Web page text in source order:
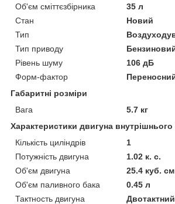
Об'єм сміттєзбірника
35 л
Стан
Новий
Тип
Тип приводу
Рівень шуму
106 дБ
Форм-фактор
Габаритні розміри
Вага
5.7 кг
Характеристики двигуна внутрішнього
Кількість циліндрів
1
Потужність двигуна
1.02 к. с.
Об'єм двигуна
25.4 куб. см
Об'єм паливного бака
0.45 л
Тактность двигуна
Двотактний